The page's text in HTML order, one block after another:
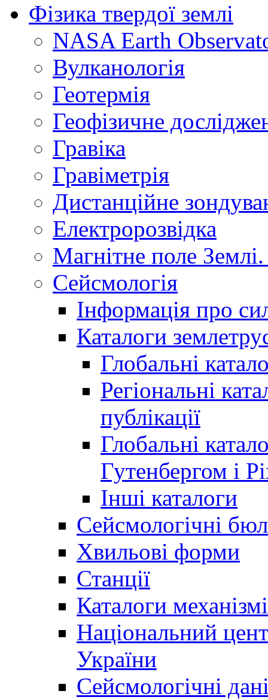
Фізика твердої землі
NASA Earth
Вулканологія
Геотермія
Геофізичне
Гравіка
Гравіметрія
Дистанційне
Електророзвідка
Магнітне поле
Сейсмологія
Інформація про
Каталоги
Глобальні
Регіональні
публікації
Глобальні
Гутенбергом і
Інші каталоги
Сейсмологічні
Хвильові форми
Станції
Каталоги
Національний
України
Сейсмологічні